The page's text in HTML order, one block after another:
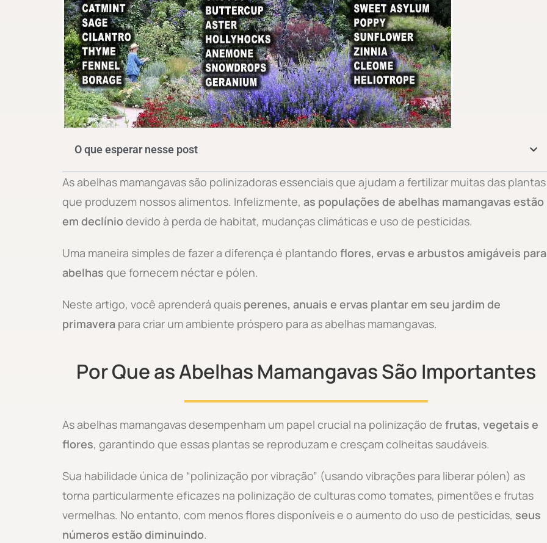
O que esperar nesse post
As abelhas mamangavas são polinizadoras essenciais que ajudam a fertilizar muitas das plantas
que produzem nossos alimentos. Infelizmente, as populações de abelhas mamangavas estão
em declíniodevido à perda de habitat, mudanças climáticas e uso de pesticidas.
Uma maneira simples de fazer a diferença é plantando flores, ervas e arbustos amigáveis para
abelhas que fornecem néctar e pólen.
Neste artigo, você aprenderá quais perenes, anuais e ervas plantar em seu jardim de
primavera para criar um ambiente próspero para as abelhas mamangavas.
Por Que as Abelhas Mamangavas São Importantes
As abelhas mamangavas desempenham um papel crucial na polinização de frutas, vegetais e
flores, garantindo que essas plantas se reproduzam e cresçam colheitas saudáveis.
Sua habilidade única de “polinização por vibração” (usando vibrações para liberar pólen) as
torna particularmente eficazes na polinização de culturas como tomates, pimentões e frutas
vermelhas. No entanto, com menos flores disponíveis e o aumento do uso de pesticidas, seus
números estão diminuindo.